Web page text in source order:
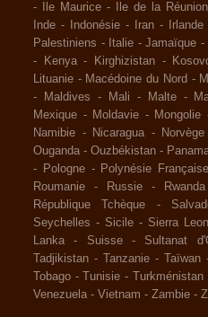
-
Ile Maurice - Ile de la Réunion
Inde - Indonésie - Iran - Irlande
Palestiniens - Italie - Jamaïque -
-
Kenya - Kirghizistan -
Lituanie - Macédoine du Nord -
-
Maldives - Mali - Malte -
Mexique - Moldavie - Mongolie
Namibie - Nicaragua - Norvège
Ouganda -Ouzbékistan -
-
Pologne - Polynésie Française
Roumanie
- Russie - Rwanda
République Tchèque
-
Seychelles - Sicile - Sierra
Lanka
- Suisse - Sultanat
Tadjikistan - Tanzanie - Taïwan
Tobago - Tunisie - Turkménistan
Venezuela - Vietnam - Zambie -